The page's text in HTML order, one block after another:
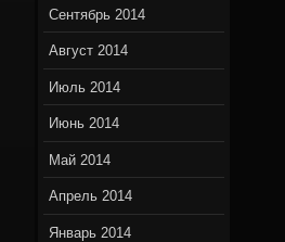
Сентябрь 2014
Август 2014
Июль 2014
Июнь 2014
Май 2014
Апрель 2014
Январь 2014